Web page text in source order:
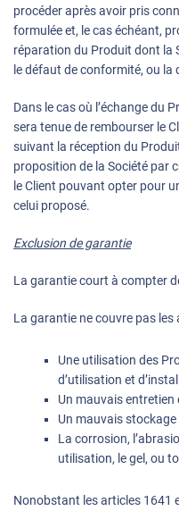
procéder après avoir pris
formulée et, le cas échéant,
réparation du Produit dont la
le défaut de conformité, ou la
Dans le cas où l’échange du
sera tenue de rembourser le
suivant la réception du
proposition de la Société par
le Client pouvant opter pour
celui proposé.
Exclusion de garantie
La garantie court à compter
La garantie ne couvre pas les
Une utilisation des
d’utilisation et
Un mauvais entretien
Un mauvais
La corrosion,
utilisation, le gel, ou
Nonobstant les articles 1641